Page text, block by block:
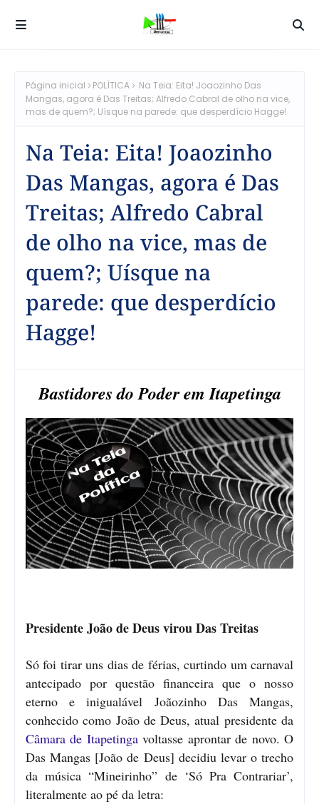
Página inicial POLÍTICA
Na Teia: Eita! Joaozinho Das
Mangas, agora é Das Treitas; Alfredo Cabral de olho na vice,
mas de quem?; Uísque na parede: que desperdício Hagge!
Na Teia: Eita! Joaozinho
Das Mangas, agora é Das
Treitas; Alfredo Cabral
de olho na vice, mas de
quem?; Uísque na
parede: que desperdício
Hagge!
Bastidores do Poder em Itapetinga
Presidente João de Deus virou Das Treitas
Só foi tirar uns dias de férias, curtindo um carnaval
antecipado por questão financeira que o nosso
eterno e inigualável Joãozinho Das Mangas,
conhecido como João de Deus, atual presidente da
Câmara de Itapetingavoltasse aprontar de novo. O
Das Mangas [João de Deus] decidiu levar o trecho
da música “Mineirinho” de ‘Só Pra Contrariar’,
literalmente ao pé da letra: